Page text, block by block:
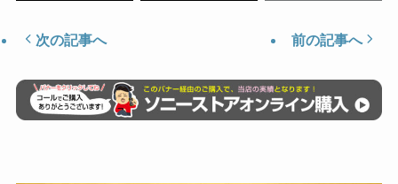
次の記事へ 前の記事へ